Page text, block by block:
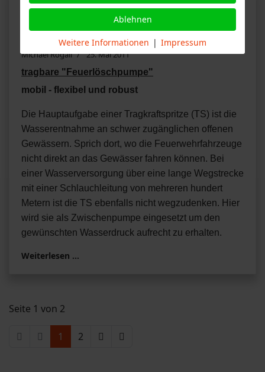
Tragkraftspritze
Michael Rogall 25. Mai 2011
tragbare "Feuerlöschpumpe"
mobil - flexibel und robust
Die Hauptaufgabe einer Tragkraftspritze (TS) ist die
Wasserentnahme an schwer zugänglichen offenen
Gewässern. Sprich dort, wo die Feuerwehrfahrzeuge
nicht direkt an das Gewässer fahren können. Bei
einer Wasserversorgung über eine lange Wegstrecke
mit einer Schlauchleitung von mehreren hundert
Metern ist die TS ebenfalls nicht wegzudenken. Hier
wird sie als Zwischenpumpe eingesetzt um den
gewünschten Wasserdruck aufrecht zu erhalten.
Weiterlesen …
Seite 1 von 2
1 2
Ablehnen
Weitere Informationen | Impressum